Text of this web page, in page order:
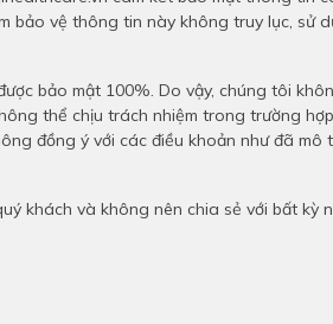
bảo vệ thông tin này không truy lục, sử
bảo mật 100%. Do vậy, chúng tôi
thể chịu trách nhiệm trong trường
đồng ý với các điều khoản như đã mô
khách và không nên chia sẻ với bất kỳ